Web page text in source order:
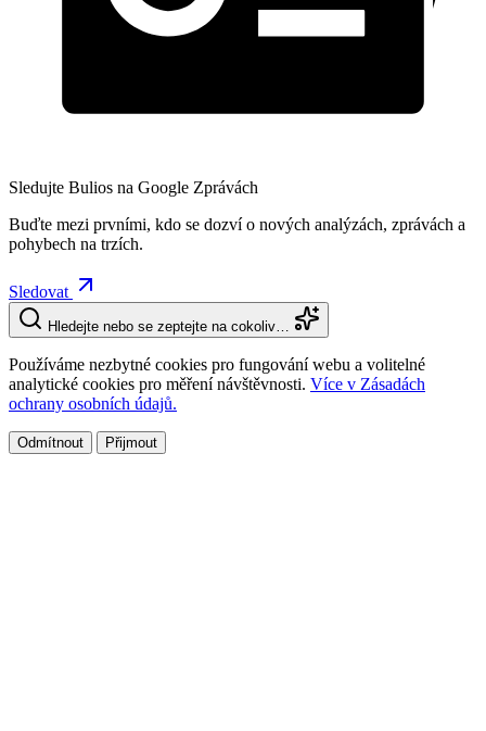
Sledujte Bulios na Google Zprávách
Buďte mezi prvními, kdo se dozví o nových analýzách, zprávách a
pohybech na trzích.
Sledovat
Hledejte nebo se zeptejte na cokoliv…
Používáme nezbytné cookies pro fungování webu a volitelné
analytické cookies pro měření návštěvnosti. Více v Zásadách
ochrany osobních údajů.
Odmítnout Přijmout